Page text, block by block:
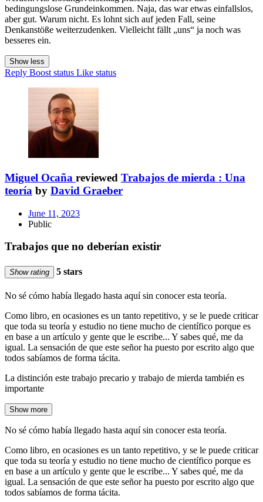
bedingungslose Grundeinkommen. Naja, das war etwas einfallslos,
aber gut. Warum nicht. Es lohnt sich auf jeden Fall, seine
Denkanstöße weiterzudenken. Vielleicht fällt „uns“ ja noch was
besseres ein.
Show less
Reply Boost status Like status
Miguel Ocaña reviewed Trabajos de mierda : Una
teoría by David Graeber
June 11, 2023
Public
Trabajos que no deberían existir
Show rating 5 stars
No sé cómo había llegado hasta aquí sin conocer esta teoría.
Como libro, en ocasiones es un tanto repetitivo, y se le puede criticar
que toda su teoría y estudio no tiene mucho de científico porque es
en base a un artículo y gente que le escribe... Y sabes qué, me da
igual. La sensación de que este señor ha puesto por escrito algo que
todos sabíamos de forma tácita.
La distinción este trabajo precario y trabajo de mierda también es
importante
Show more
No sé cómo había llegado hasta aquí sin conocer esta teoría.
Como libro, en ocasiones es un tanto repetitivo, y se le puede criticar
que toda su teoría y estudio no tiene mucho de científico porque es
en base a un artículo y gente que le escribe... Y sabes qué, me da
igual. La sensación de que este señor ha puesto por escrito algo que
todos sabíamos de forma tácita.